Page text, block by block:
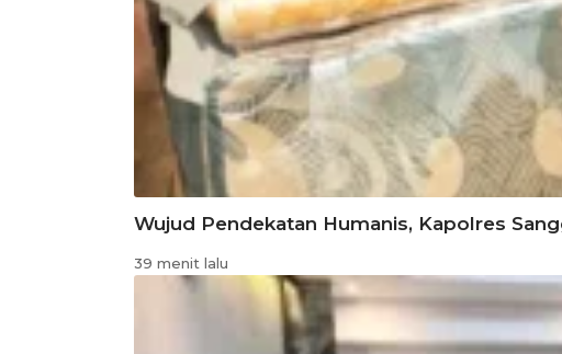
Wujud Pendekatan Humanis, Kapolres
39 menit lalu